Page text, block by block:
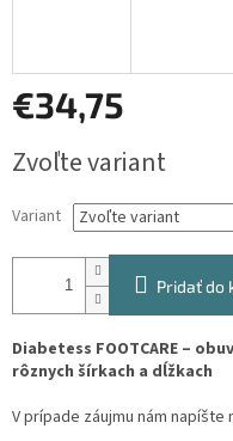
€34,75
cena:
Zvoľte variant
Variant
Pridať do
Diabetess FOOTCARE –
rôznych šírkach a dĺžkach
V prípade záujmu nám napíšte